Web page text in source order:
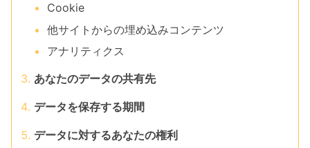
Cookie
他サイトからの埋め込みコンテンツ
アナリティクス
あなたのデータの共有先
データを保存する期間
データに対するあなたの権利